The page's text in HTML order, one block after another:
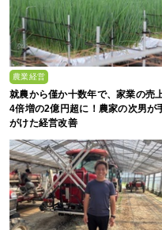
農業経営
就農から僅か十数年で、家業の売
4倍増の2億円超に！農家の次男が
がけた経営改善